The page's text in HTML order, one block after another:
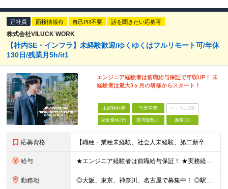
正社員 面接情報有 自己PR不要 話を聞きたい応募可
株式会社VILUCK WORK
【社内SE・インフラ】未経験歓迎/ゆくゆくはフルリモート可/年休
130日/残業月5h/it1
エンジニア経験者は前職給与保証で年収UP！ 未
経験者は最大3ヶ月の研修からスタート！
未経験歓迎 学歴不問 ベテランOK
完全週休2日 賞与複数月 面接1回
応募資格 【職種・業種未経験、社会人未経験、第二新卒、歓迎します】 ◆35歳以下の方 └長期キャリア形成のため、年齢制限をかけた募集となります。 ◆学歴不問 《こんな方に向いています！》 ■未経験からITの仕
給与 ★エンジニア経験者は前職給与保証！ ★実務経験1年から年収500万円も可 ★賞与年2回支給 【エンジニアの給与不満を無くすことを大切にしてます！】 エンジニアの転職理由の多くは「給与不満」にあると考
勤務地 ◎大阪、東京、神奈川、名古屋で募集中！ ◎駅チカ！ ◎勤務地は、希望を考慮のうえ決定いたします。 ◎転居を伴う転勤はありません。 【転勤なし／希望勤務地は考慮】 大阪、東京、神奈川、名古屋のいずれか